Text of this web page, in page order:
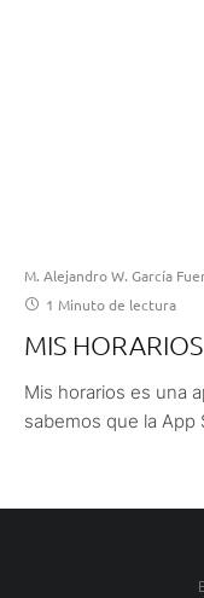
M. Alejandro W. García
1 Minuto de lectura
MIS HORARIOS
Mis horarios es una
sabemos que la App